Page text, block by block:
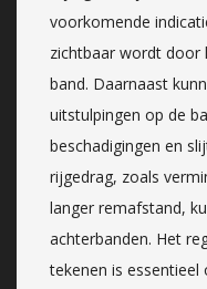
voorkomende
zichtbaar wordt door
band. Daarnaast
uitstulpingen op de
beschadigingen en
rijgedrag, zoals
langer remafstand,
achterbanden. Het
tekenen is